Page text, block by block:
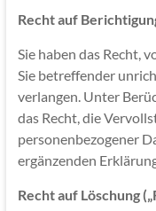
Recht auf
Sie haben das Recht,
Sie betreffender
verlangen. Unter
das Recht, die
personenbezogener
ergänzenden
Recht auf Löschung